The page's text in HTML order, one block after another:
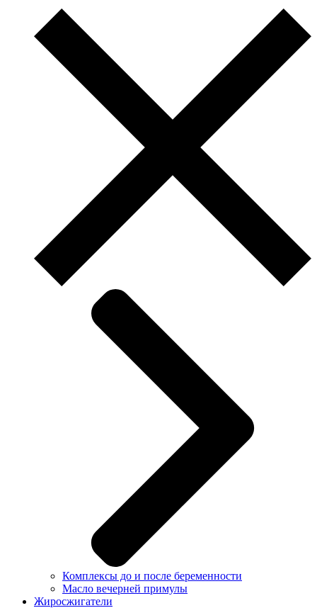
Комплексы до и после беременности
Масло вечерней примулы
Жиросжигатели